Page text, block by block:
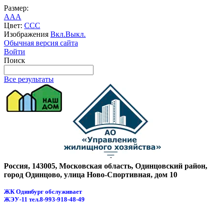
Размер:
AAA
Цвет: CCC
Изображения Вкл.Выкл.
Обычная версия сайта
Войти
Поиск
Все результаты
Россия, 143005, Московская область, Одинцовский район,
город Одинцово, улица Ново-Спортивная, дом 10
ЖК Одинбург обслуживает
ЖЭУ-11 тел.8-993-918-48-49